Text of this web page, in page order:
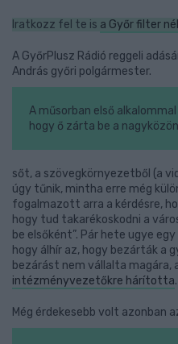
Iratkozz fel te is a Győr filter
A GyőrPlusz Rádió reggeli
András győri polgármester.
A műsorban első
hogy ő zárta be a
sőt, a szövegkörnyezetből (a
úgy tűnik, mintha erre még
fogalmazott arra a kérdésre,
hogy tud takarékoskodni a
be elsőként”. Pár hete ugye
hogy álhír az, hogy bezárták a
bezárást nem vállalta magára,
intézményvezetőkre hárította.
Még érdekesebb volt azonban